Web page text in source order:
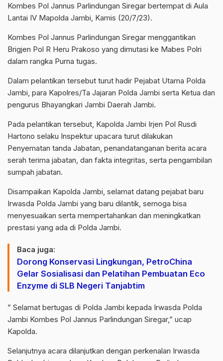
Kombes Pol Jannus Parlindungan Siregar bertempat di Aula
Lantai IV Mapolda Jambi, Kamis (20/7/23).
Kombes Pol Jannus Parlindungan Siregar menggantikan
Brigjen Pol R Heru Prakoso yang dimutasi ke Mabes Polri
dalam rangka Purna tugas.
Dalam pelantikan tersebut turut hadir Pejabat Utama Polda
Jambi, para Kapolres/Ta Jajaran Polda Jambi serta Ketua dan
pengurus Bhayangkari Jambi Daerah Jambi.
Pada pelantikan tersebut, Kapolda Jambi Irjen Pol Rusdi
Hartono selaku Inspektur upacara turut dilakukan
Penyematan tanda Jabatan, penandatanganan berita acara
serah terima jabatan, dan fakta integritas, serta pengambilan
sumpah jabatan.
Disampaikan Kapolda Jambi, selamat datang pejabat baru
Irwasda Polda Jambi yang baru dilantik, semoga bisa
menyesuaikan serta mempertahankan dan meningkatkan
prestasi yang ada di Polda Jambi.
Baca juga:
Dorong Konservasi Lingkungan, PetroChina
Gelar Sosialisasi dan Pelatihan Pembuatan Eco
Enzyme di SLB Negeri Tanjabtim
” Selamat bertugas di Polda Jambi kepada Irwasda Polda
Jambi Kombes Pol Jannus Parlindungan Siregar,” ucap
Kapolda.
Selanjutnya acara dilanjutkan dengan perkenalan Irwasda